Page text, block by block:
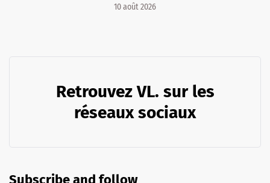
10 août 2026
Retrouvez VL. sur les
réseaux sociaux
Subscribe and follow